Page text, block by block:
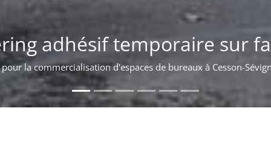
lumineuse sur
Pose d'une enseigne sur l'acrotère d'un bâtiment à Bordeaux